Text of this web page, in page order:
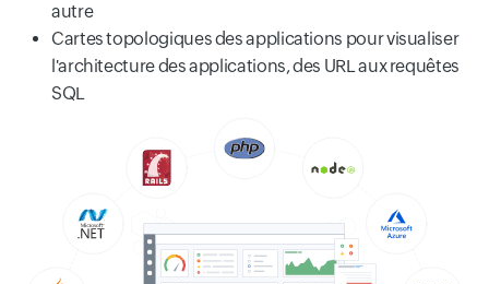
autre
Cartes topologiques des applications pour visualiser
l'architecture des applications, des URL aux requêtes
SQL